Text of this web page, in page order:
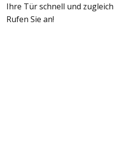
Ihre Tür schnell und
Rufen Sie an!